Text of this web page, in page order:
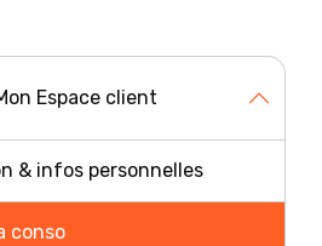
Espace client
& infos personnelles
conso